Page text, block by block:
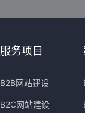
服务项目
B2B网站建设
B2C网站建设